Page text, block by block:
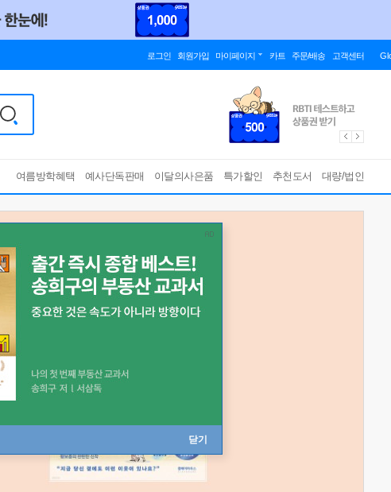
로그인 회원가입 마이페이지 카트 주문/배송 고객센터
여름방학혜택 예사단독판매 이달의사은품 특가할인 추천도서 대량/법인
닫기